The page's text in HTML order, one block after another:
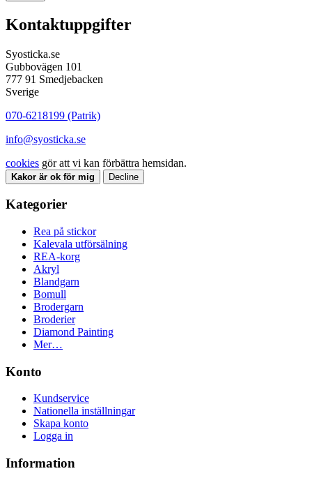
Kontaktuppgifter
Syosticka.se
Gubbovägen 101
777 91 Smedjebacken
Sverige
070-6218199 (Patrik)
info@syosticka.se
cookies gör att vi kan förbättra hemsidan.
Kakor är ok för mig Decline
Kategorier
Rea på stickor
Kalevala utförsälning
REA-korg
Akryl
Blandgarn
Bomull
Brodergarn
Broderier
Diamond Painting
Mer…
Konto
Kundservice
Nationella inställningar
Skapa konto
Logga in
Information